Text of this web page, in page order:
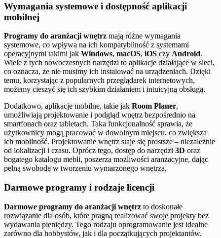
Wymagania systemowe i dostępność aplikacji
mobilnej
Programy do aranżacji wnętrz mają różne wymagania
systemowe, co wpływa na ich kompatybilność z systemami
operacyjnymi takimi jak Windows, macOS, iOS czy Android.
Wiele z tych nowoczesnych narzędzi to aplikacje działające w sieci,
co oznacza, że nie musimy ich instalować na urządzeniach. Dzięki
temu, korzystając z popularnych przeglądarek internetowych,
możemy cieszyć się ich szybkim działaniem i intuicyjną obsługą.
Dodatkowo, aplikacje mobilne, takie jak Room Planer,
umożliwiają projektowanie i podgląd wnętrz bezpośrednio na
smartfonach oraz tabletach. Taka funkcjonalność sprawia, że
użytkownicy mogą pracować w dowolnym miejscu, co zwiększa
ich mobilność. Projektowanie wnętrz staje się prostsze – niezależnie
od lokalizacji i czasu. Oprócz tego, dostęp do narzędzi 3D oraz
bogatego katalogu mebli, poszerza możliwości aranżacyjne, dając
pełną swobodę w tworzeniu wymarzonego wnętrza.
Darmowe programy i rodzaje licencji
Darmowe programy do aranżacji wnętrz to doskonałe
rozwiązanie dla osób, które pragną realizować swoje projekty bez
wydawania pieniędzy. Tego rodzaju oprogramowanie jest idealne
zarówno dla hobbystów, jak i dla początkujących projektantów.